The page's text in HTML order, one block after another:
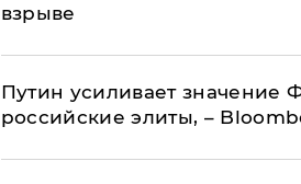
взрыве
Путин усиливает значение
российские элиты, –